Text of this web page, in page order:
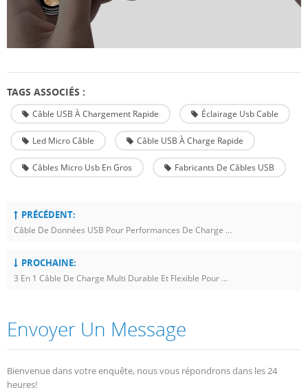
TAGS ASSOCIÉS :
Câble USB À Chargement Rapide Éclairage Usb Cable
Led Micro Câble Câble USB À Charge Rapide
Câbles Micro Usb En Gros Fabricants De Câbles USB
PRÉCÉDENT:
Câble De Données USB Pour Performances De Charge Rapide Longue Durée Avec Tresse Intelligente Fairview
PROCHAINE:
3 En 1 Câble De Charge Multi Durable Et Flexible Pour Câble De Fonction Multi-Fonctions
Envoyer Un Message
Bienvenue dans votre enquête, nous vous répondrons dans les 24
heures!